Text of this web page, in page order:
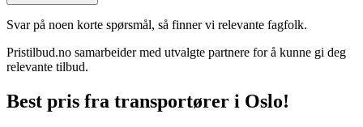
Svar på noen korte spørsmål, så finner vi relevante fagfolk.
Pristilbud.no samarbeider med utvalgte partnere for å kunne gi deg
relevante tilbud.
Best pris fra transportører i Oslo!